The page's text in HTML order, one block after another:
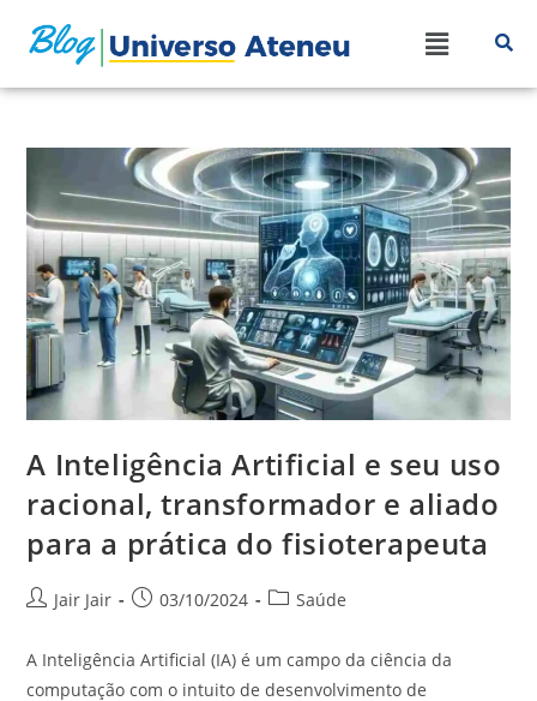
A Inteligência Artificial e seu uso
racional, transformador e aliado
para a prática do fisioterapeuta
Jair Jair 03/10/2024 Saúde
A Inteligência Artificial (IA) é um campo da ciência da
computação com o intuito de desenvolvimento de